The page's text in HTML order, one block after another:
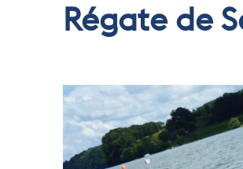
Régate de